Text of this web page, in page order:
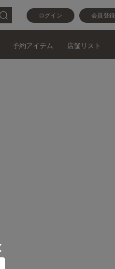
ログイン 会員登録
予約アイテム 店舗リスト